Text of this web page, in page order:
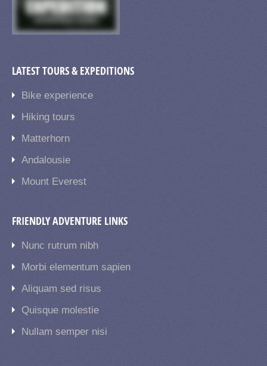
LATEST TOURS & EXPEDITIONS
Bike experience
Hiking tours
Matterhorn
Andalousie
Mount Everest
FRIENDLY ADVENTURE LINKS
Nunc rutrum nibh
Morbi elementum sapien
Aliquam sed risus
Quisque molestie
Nullam semper nisi